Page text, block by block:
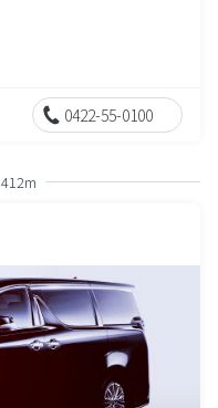
0422-55-0100
412m